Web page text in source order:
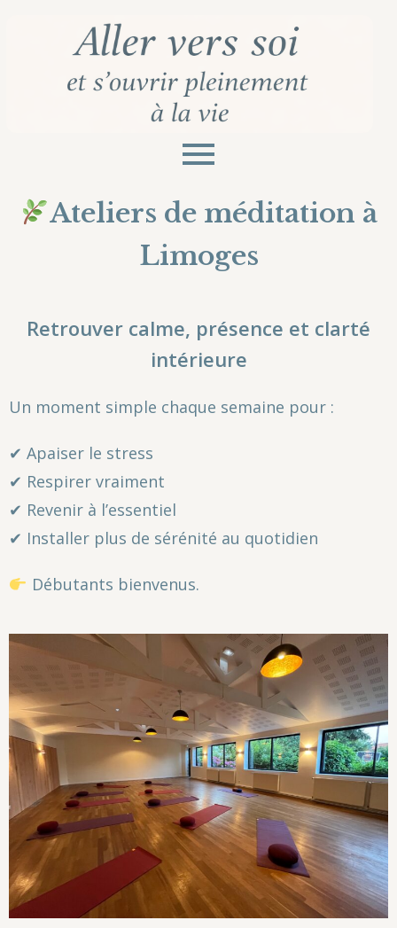
Ateliers de méditation à
Limoges
Retrouver calme, présence et clarté
intérieure
Un moment simple chaque semaine pour :
✔ Apaiser le stress
✔ Respirer vraiment
✔ Revenir à l’essentiel
✔ Installer plus de sérénité au quotidien
Débutants bienvenus.